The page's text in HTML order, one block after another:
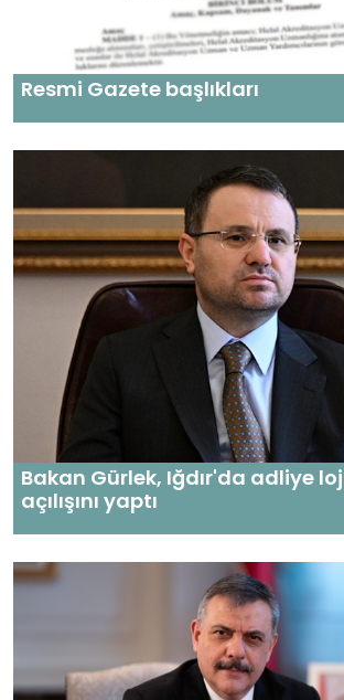
Resmi Gazete başlıkları
Bakan Gürlek, Iğdır'da adliye
açılışını yaptı